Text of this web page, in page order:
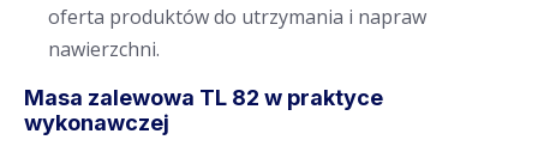
oferta produktów do utrzymania i napraw
nawierzchni.
Masa zalewowa TL 82 w praktyce
wykonawczej